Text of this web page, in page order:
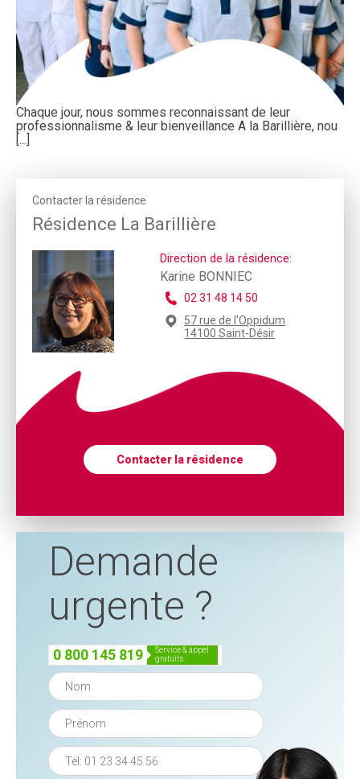
Chaque jour, nous sommes reconnaissant de leur
professionnalisme & leur bienveillance A la Barillière, nou
[...]
Contacter la résidence
Résidence La Barillière
Direction de la résidence:
Karine BONNIEC
02 31 48 14 50
57 rue de l'Oppidum
14100 Saint-Désir
Contacter la résidence
Demande
urgente ?
0 800 145 819
service & appel
gratuits